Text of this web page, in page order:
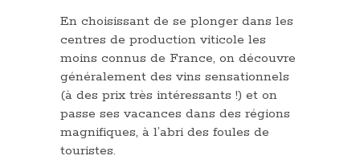
En choisissant de se plonger dans les
centres de production viticole les
moins connus de France, on découvre
généralement des vins sensationnels
(à des prix très intéressants !) et on
passe ses vacances dans des régions
magnifiques, à l’abri des foules de
touristes.